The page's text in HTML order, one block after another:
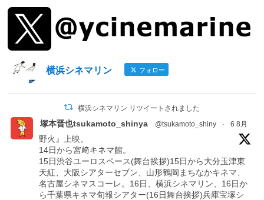
横浜シネマリン フォロー
横浜シネマリン リツイートされました
塚本晋也tsukamoto_shinya @tsukamoto_shiny · 6 8月
野火』上映。
14日から宮﨑キネマ館。
15日渋谷ユーロスペース(舞台挨拶)15日から大分玉津東
天紅、大阪シアターセブン、山形鶴岡まちなかキネマ、
名古屋シネマスコーレ。16日、横浜シネマリン、16日か
ら千葉県キネマ旬報シアター(16日舞台挨拶)兵庫宝塚シ